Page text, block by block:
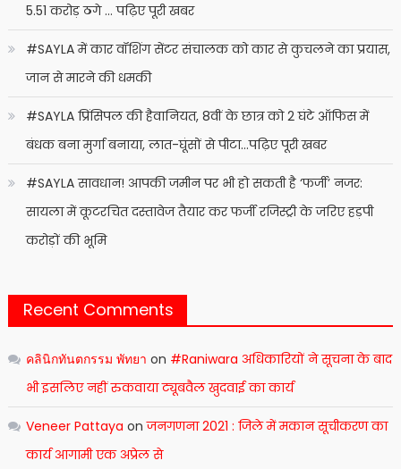
5.51 करोड़ ठगे … पढ़िए पूरी खबर
#SAYLA में कार वॉशिंग सेंटर संचालक को कार से कुचलने का प्रयास,
जान से मारने की धमकी
#SAYLA प्रिंसिपल की हैवानियत, 8वीं के छात्र को 2 घंटे ऑफिस में
बंधक बना मुर्गा बनाया, लात-घूंसों से पीटा…पढ़िए पूरी खबर
#SAYLA सावधान! आपकी जमीन पर भी हो सकती है ‘फर्जी’ नजर:
सायला में कूटरचित दस्तावेज तैयार कर फर्जी रजिस्ट्री के जरिए हड़पी
करोड़ों की भूमि
Recent Comments
คลินิกทันตกรรม พัทยา on #Raniwara अधिकारियों ने सूचना के बाद
भी इसलिए नहीं रुकवाया ट्यूबवैल खुदवाई का कार्य
Veneer Pattaya onजनगणना 2021 : जिले में मकान सूचीकरण का
कार्य आगामी एक अप्रेल से